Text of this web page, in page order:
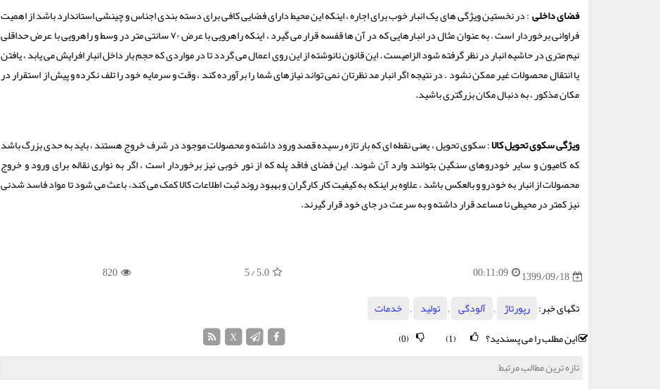
فضای داخلی: در نخستین ویژگی های یک انبار خوب برای اجاره ، اینکه این محیط دارای فضایی کافی برای دسته بندی اجناس و چینشی استاندارد باشد از اهمیت
فراوانی برخوردار است . به عنوان مثال در انبارهایی که در آن ها قفسه قرار می گیرد ، اینکه راهرویی با عرض ۷۰ سانتی متر در وسط و راهرویی با عرض حداقلی
نیم متری در حاشیه انبار در نظر گرفته شود الزامیست . این قانون نانوشته از این روی اعمال می گردد تا در مواردی که حجم بار داخل انبار افرایش می یابد ، یافتن
یا انتقال محصولات غیر ممکن نشود . در نتیجه اگر انبار مد نظرتان نمی تواند نیازهای شما را برآورده کند ، وقت و سرمایه خود را تلف نکرده و پیش از استقرار در
مکان مذکور ، به دنبال مکان بزرگتری باشید.
ویژگی سکوی تحویل کالا: سکوی تحویل ، یعنی نقطه ای که بار تازه رسیده قصد ورود داشته و محصولات موجود در شرف خروج هستند ، باید به حدی بزرگ باشد
که کامیون و سایر خودروهای سنگین بتوانند وارد آن شوند. این فضای فاقد پله که از نور خوبی نیز برخوردار است ، اگر به نواری نقاله برای ورود و خروج
محصولات از انبار به خودرو و بالعکس باشد ، علاوه بر اینکه به کیفیت کار کارگران و بهبود روند ثبت اطلاعات کالا کمک می کند، باعث می شود تا مواد فاسد شدنی
نیز کمتر در محیطی نا مساعد قرار داشته و به سرعت در جای خود قرار گیرند.
1399/09/18
00:11:09
5.0
/ 5
820
تگهای خبر: رپورتاژ , آلودگی , تولید , خدمات
این مطلب را می پسندید؟
(1)
(0)
X
تازه ترین مطالب مرتبط